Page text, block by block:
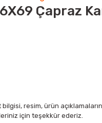
Çapraz
resim, ürün
için teşekkür ederiz.